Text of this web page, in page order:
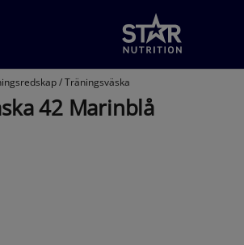
/Träningsväska
42 Marinblå